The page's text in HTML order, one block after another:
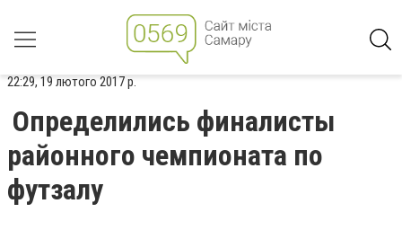
22:29, 19 лютого 2017 р.
Определились финалисты
районного чемпионата по
футзалу